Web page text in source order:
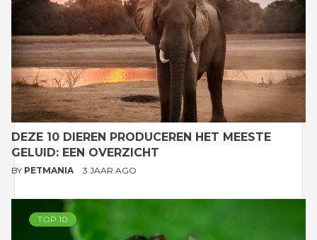
DEZE 10 DIEREN PRODUCEREN HET MEESTE
GELUID: EEN OVERZICHT
BY PETMANIA 3 JAAR AGO
TOP 10